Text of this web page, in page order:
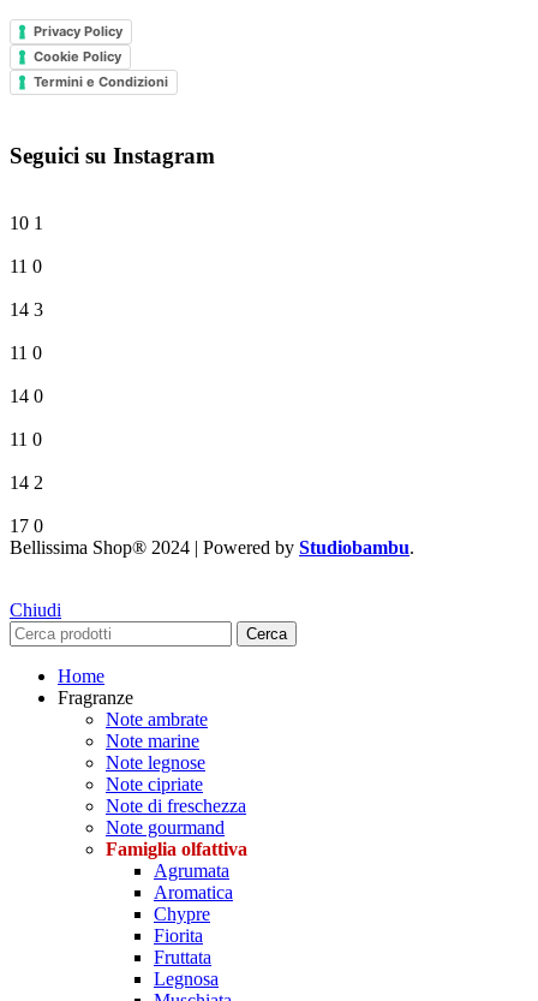
Privacy Policy
Cookie Policy
Termini e Condizioni
Seguici su Instagram
10 1
11 0
14 3
11 0
14 0
11 0
14 2
17 0
Bellissima Shop® 2024 | Powered by Studiobambu.
Chiudi
Cerca
Home
Fragranze
Note ambrate
Note marine
Note legnose
Note cipriate
Note di freschezza
Note gourmand
Famiglia olfattiva
Agrumata
Aromatica
Chypre
Fiorita
Fruttata
Legnosa